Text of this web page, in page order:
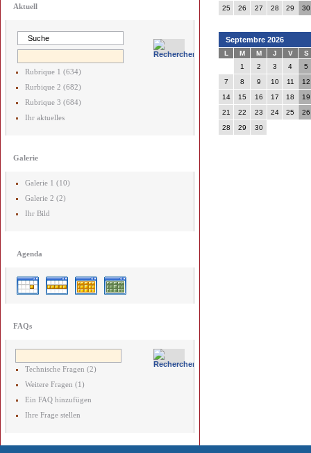
Aktuell
Rubrique 1 (634)
Rurbique 2 (682)
Rubrique 3 (684)
Ihr aktuelles
Galerie
Galerie 1 (10)
Galerie 2 (2)
Ihr Bild
Agenda
FAQs
Technische Fragen (2)
Weitere Fragen (1)
Ein FAQ hinzufügen
Ihre Frage stellen
25
26 27 28 29 30
Septembre 2026
L M M J V
S
1
2 3 4
5
7
8 9 10 11
12
14
15 16 17 18
19
21
22 23 24 25
26
28
29 30